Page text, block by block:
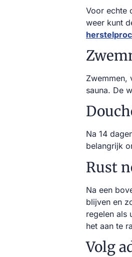
Voor echte
weer kunt
Zwemmen,
sauna. De
Na 14
belangrijk
Rust
Na een
blijven en
regelen als
het aan te
Volg